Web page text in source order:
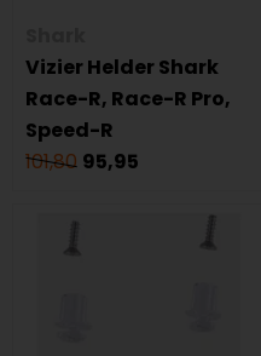
Vizier Helder Shark
Race-R, Race-R Pro,
Speed-R
101,80 95,95